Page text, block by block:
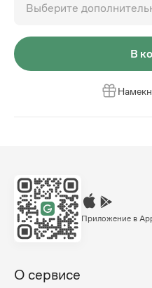
Выберите
В
Приложение в
О сервисе